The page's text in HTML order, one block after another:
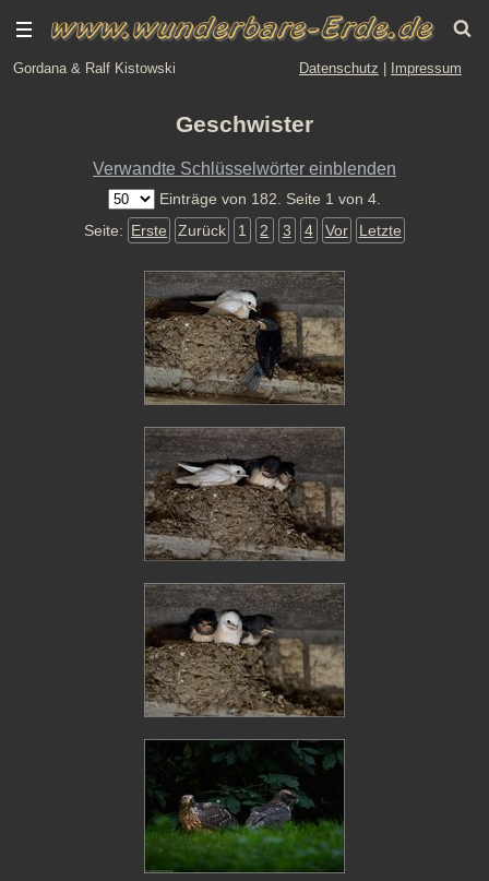
Gordana & Ralf Kistowski Datenschutz Impressum
Geschwister
Verwandte Schlüsselwörter einblenden
Einträge von 182. Seite 1 von 4.
Seite: Erste Zurück 1 2 3 4 Vor Letzte